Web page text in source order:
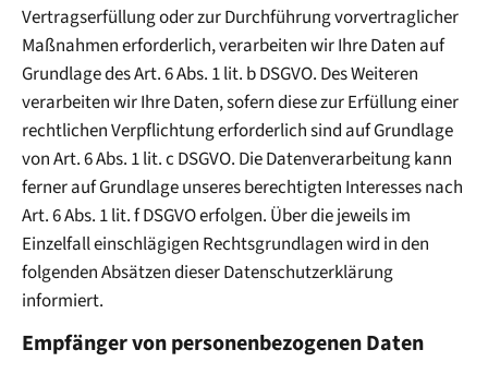
Vertragserfüllung oder zur Durchführung vorvertraglicher
Maßnahmen erforderlich, verarbeiten wir Ihre Daten auf
Grundlage des Art. 6 Abs. 1 lit. b DSGVO. Des Weiteren
verarbeiten wir Ihre Daten, sofern diese zur Erfüllung einer
rechtlichen Verpflichtung erforderlich sind auf Grundlage
von Art. 6 Abs. 1 lit. c DSGVO. Die Datenverarbeitung kann
ferner auf Grundlage unseres berechtigten Interesses nach
Art. 6 Abs. 1 lit. f DSGVO erfolgen. Über die jeweils im
Einzelfall einschlägigen Rechtsgrundlagen wird in den
folgenden Absätzen dieser Datenschutzerklärung
informiert.
Empfänger von personenbezogenen Daten